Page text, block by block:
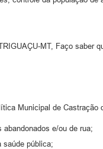
MT, Faço saber
Municipal de Castração
e/ou de rua;
saúde pública;